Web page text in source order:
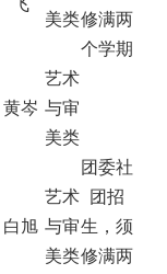
美类修满两
个学期
黄岑
艺术
与审
美类
白旭
艺术
与审
美类
团委社
团招
生，须
修满两